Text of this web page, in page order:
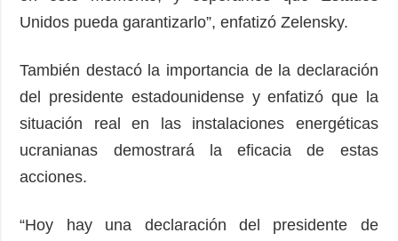
Unidos pueda garantizarlo”, enfatizó Zelensky.
También destacó la importancia de la declaración
del presidente estadounidense y enfatizó que la
situación real en las instalaciones energéticas
ucranianas demostrará la eficacia de estas
acciones.
“Hoy hay una declaración del presidente de